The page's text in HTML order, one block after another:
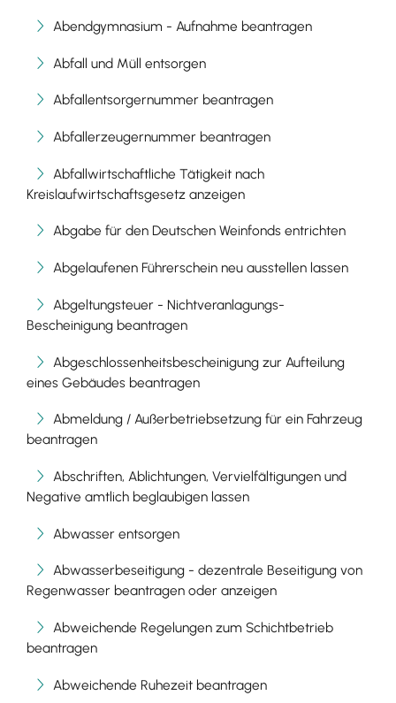
Abendgymnasium - Aufnahme beantragen
Abfall und Müll entsorgen
Abfallentsorgernummer beantragen
Abfallerzeugernummer beantragen
Abfallwirtschaftliche Tätigkeit nach
Kreislaufwirtschaftsgesetz anzeigen
Abgabe für den Deutschen Weinfonds entrichten
Abgelaufenen Führerschein neu ausstellen lassen
Abgeltungsteuer - Nichtveranlagungs-
Bescheinigung beantragen
Abgeschlossenheitsbescheinigung zur Aufteilung
eines Gebäudes beantragen
Abmeldung / Außerbetriebsetzung für ein Fahrzeug
beantragen
Abschriften, Ablichtungen, Vervielfältigungen und
Negative amtlich beglaubigen lassen
Abwasser entsorgen
Abwasserbeseitigung - dezentrale Beseitigung von
Regenwasser beantragen oder anzeigen
Abweichende Regelungen zum Schichtbetrieb
beantragen
Abweichende Ruhezeit beantragen